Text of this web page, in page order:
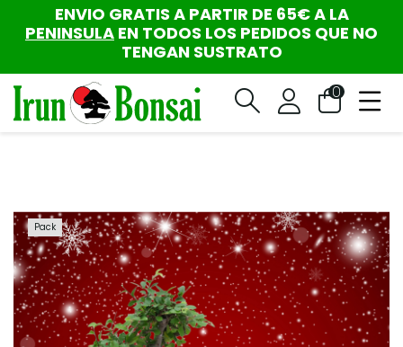
ENVIO GRATIS A PARTIR DE 65€ A LA
PENINSULA EN TODOS LOS PEDIDOS QUE NO
TENGAN SUSTRATO
0
Pack